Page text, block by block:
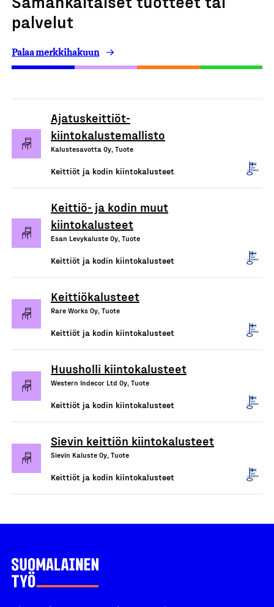
palvelut
Palaa merkkihakuun
Ajatuskeittiöt-
kiintokalustemallisto
Kalustesavotta Oy, Tuote
Keittiöt ja kodin kiintokalusteet
Keittiö- ja kodin muut
kiintokalusteet
Esan Levykaluste Oy, Tuote
Keittiöt ja kodin kiintokalusteet
Keittiökalusteet
Rare Works Oy, Tuote
Keittiöt ja kodin kiintokalusteet
Huusholli kiintokalusteet
Western Indecor Ltd Oy, Tuote
Keittiöt ja kodin kiintokalusteet
Sievin keittiön kiintokalusteet
Sievin Kaluste Oy, Tuote
Keittiöt ja kodin kiintokalusteet